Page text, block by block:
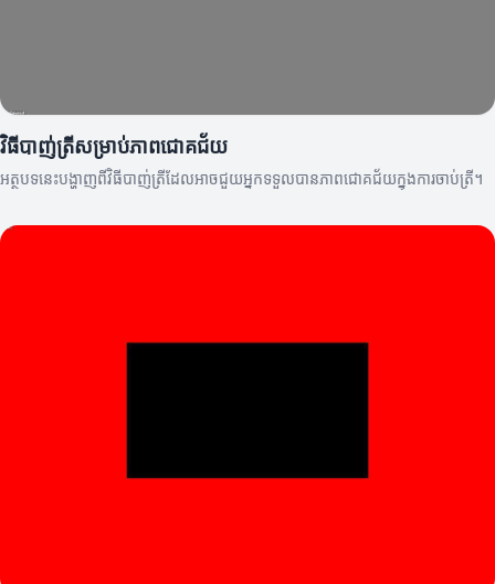
វិធីបាញ់ត្រីសម្រាប់ភាពជោគជ័យ
អត្ថបទនេះបង្ហាញពីវិធីបាញ់ត្រីដែលអាចជួយអ្នកទទួលបានភាពជោគជ័យក្នុងការចាប់ត្រី។